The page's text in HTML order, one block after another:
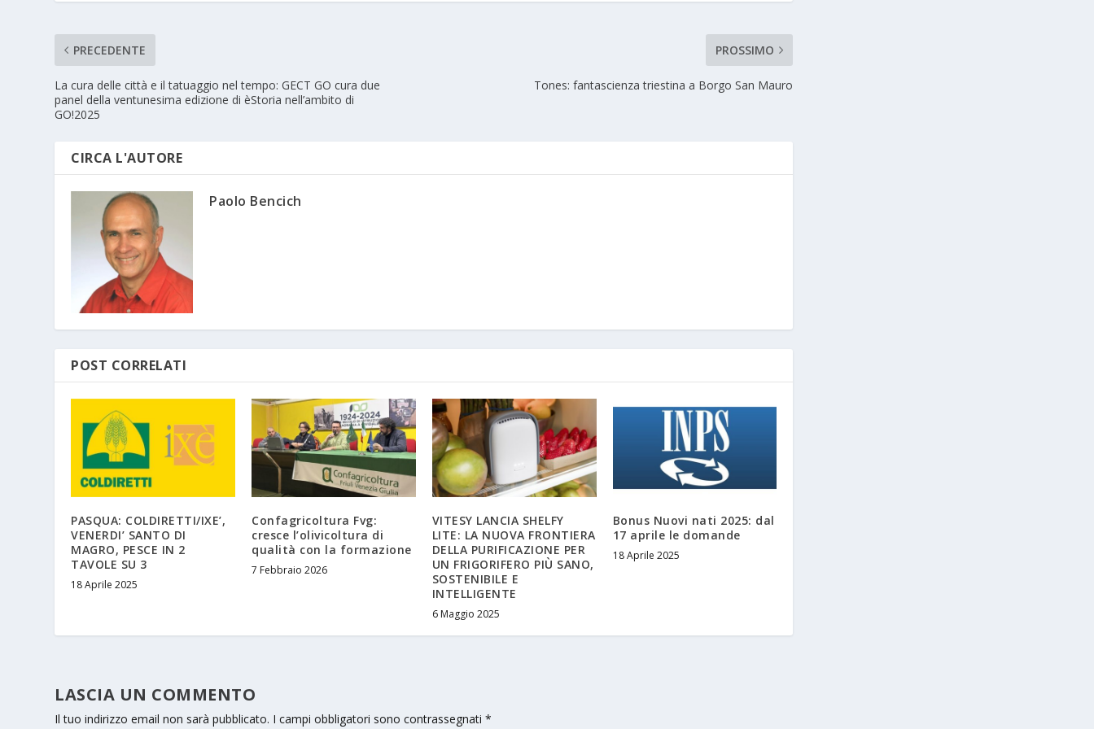
PRECEDENTE
La cura delle città e il tatuaggio nel tempo: GECT GO cura due
panel della ventunesima edizione di èStoria nell’ambito di
GO!2025
PROSSIMO
Tones: fantascienza triestina a Borgo San Mauro
CIRCA L'AUTORE
Paolo Bencich
POST CORRELATI
PASQUA: COLDIRETTI/IXE’,
VENERDI’ SANTO DI
MAGRO, PESCE IN 2
TAVOLE SU 3
18 Aprile 2025
Confagricoltura Fvg:
cresce l’olivicoltura di
qualità con la formazione
7 Febbraio 2026
VITESY LANCIA SHELFY
LITE: LA NUOVA FRONTIERA
DELLA PURIFICAZIONE PER
UN FRIGORIFERO PIÙ SANO,
SOSTENIBILE E
INTELLIGENTE
6 Maggio 2025
Bonus Nuovi nati 2025: dal
17 aprile le domande
18 Aprile 2025
LASCIA UN COMMENTO
Il tuo indirizzo email non sarà pubblicato. I campi obbligatori sono contrassegnati*